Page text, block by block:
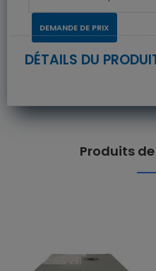
DEMANDE DE PRIX
DÉTAILS DU
Produits